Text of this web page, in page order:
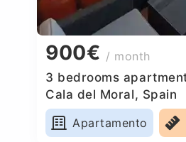
900€ / month
3 bedrooms
Cala del Moral, Spain
Apartamento